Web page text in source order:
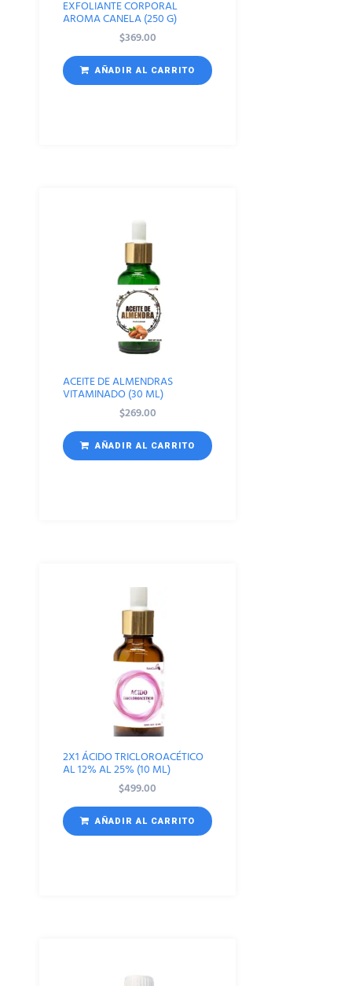
EXFOLIANTE CORPORAL
AROMA CANELA (250 G)
$369.00
AÑADIR AL CARRITO
ACEITE DE ALMENDRAS
VITAMINADO (30 ML)
$269.00
AÑADIR AL CARRITO
2X1 ÁCIDO TRICLOROACÉTICO
AL 12% AL 25% (10 ML)
$499.00
AÑADIR AL CARRITO